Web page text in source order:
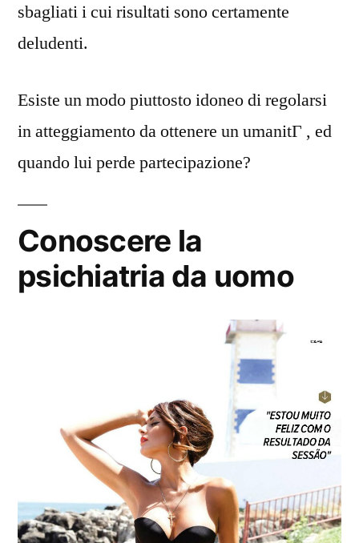
sbagliati i cui risultati sono certamente
deludenti.
Esiste un modo piuttosto idoneo di regolarsi
in atteggiamento da ottenere un umanitГ , ed
quando lui perde partecipazione?
Conoscere la
psichiatria da uomo